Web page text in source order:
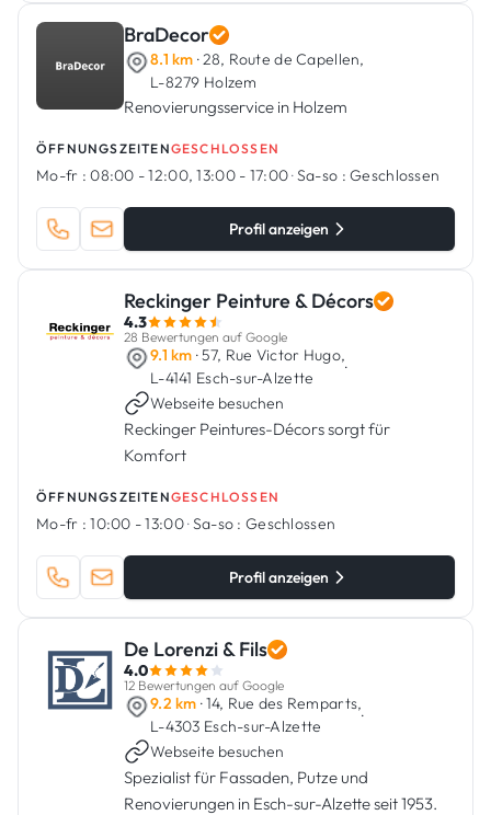
BraDecor
8.1 km · 28, Route de Capellen,
L-8279 Holzem
Renovierungsservice in Holzem
ÖFFNUNGSZEITENGESCHLOSSEN
Mo-fr : 08:00 - 12:00, 13:00 - 17:00·Sa-so : Geschlossen
Profil anzeigen
Reckinger Peinture & Décors
4.3
28 Bewertungen auf Google
9.1 km · 57, Rue Victor Hugo,
L-4141 Esch-sur-Alzette
·
Webseite besuchen
Reckinger Peintures-Décors sorgt für
Komfort
ÖFFNUNGSZEITENGESCHLOSSEN
Mo-fr : 10:00 - 13:00·Sa-so : Geschlossen
Profil anzeigen
De Lorenzi & Fils
4.0
12 Bewertungen auf Google
9.2 km · 14, Rue des Remparts,
L-4303 Esch-sur-Alzette
·
Webseite besuchen
Spezialist für Fassaden, Putze und
Renovierungen in Esch-sur-Alzette seit 1953.